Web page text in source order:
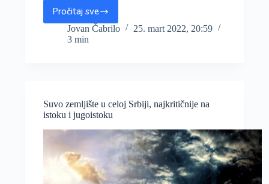
Pročitaj svePrethodna
zima
toplija
normale,
mart
sušan
Jovan Čabrilo
25. mart 2022, 20:59
3 min
Suvo zemljište u celoj Srbiji, najkritičnije na
istoku i jugoistoku